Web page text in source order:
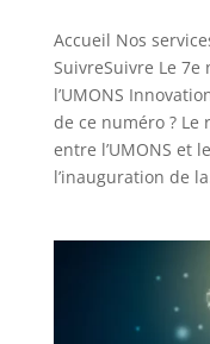
Accueil Nos
SuivreSuivre Le
l’UMONS
de ce numéro ?
entre l’UMONS et
l’inauguration de